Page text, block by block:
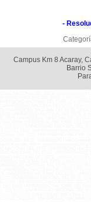
-
Campus Km 8 Acaray,
Barrio